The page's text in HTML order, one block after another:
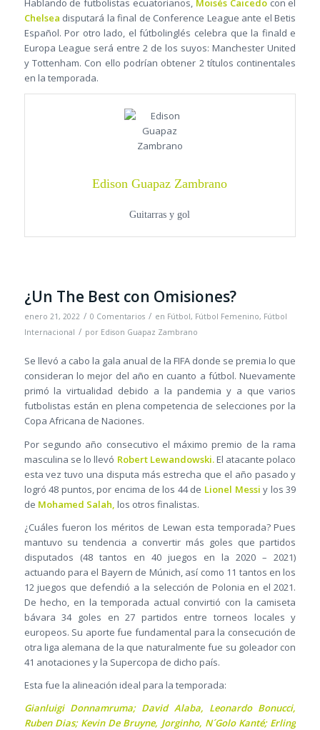
Hablando de futbolistas ecuatorianos, Moisés Caicedocon el
Chelsea disputará la final de Conference League ante el Betis
Español. Por otro lado, el fútbolinglés celebra que la finald e
Europa League será entre 2 de los suyos: Manchester United
y Tottenham. Con ello podrían obtener 2 títulos continentales
en la temporada.
Edison Guapaz Zambrano
Guitarras y gol
¿Un The Best con Omisiones?
enero 21, 2022 / 0 Comentarios / en Fútbol, Fútbol Femenino, Fútbol
Internacional / por Edison Guapaz Zambrano
Se llevó a cabo la gala anual de la FIFA donde se premia lo que
consideran lo mejor del año en cuanto a fútbol. Nuevamente
primó la virtualidad debido a la pandemia y a que varios
futbolistas están en plena competencia de selecciones por la
Copa Africana de Naciones.
Por segundo año consecutivo el máximo premio de la rama
masculina se lo llevó Robert Lewandowski.El atacante polaco
esta vez tuvo una disputa más estrecha que el año pasado y
logró 48 puntos, por encima de los 44 de Lionel Messi y los 39
de Mohamed Salah, los otros finalistas.
¿Cuáles fueron los méritos de Lewan esta temporada? Pues
mantuvo su tendencia a convertir más goles que partidos
disputados (48 tantos en 40 juegos en la 2020 – 2021)
actuando para el Bayern de Múnich, así como 11 tantos en los
12 juegos que defendió a la selección de Polonia en el 2021.
De hecho, en la temporada actual convirtió con la camiseta
bávara 34 goles en 27 partidos entre torneos locales y
europeos. Su aporte fue fundamental para la consecución de
otra liga alemana de la que naturalmente fue su goleador con
41 anotaciones y la Supercopa de dicho país.
Esta fue la alineación ideal para la temporada:
Gianluigi Donnamruma; David Alaba, Leonardo Bonucci,
Ruben Dias; Kevin De Bruyne, Jorginho, N´Golo Kanté; Erling